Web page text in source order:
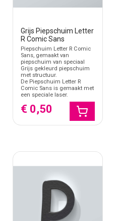
piepschuim letters?
wanneer een naam, woord of
mag ogen. Deze stijl werkt
kinderfeestjes, verjaardagen,
etalages en tijdelijke
namen en vrolijke
tekst, bestel dan alle letters in
Meet vooraf de totale
een kleur geven, maar gebruik
Grijs Piepschuim Letter
R Comic Sans
Piepschuim Letter R Comic
Sans, gemaakt van
piepschuim van speciaal
Grijs gekleurd piepschuim
met structuur.
De Piepschuim Letter R
Comic Sans is gemaakt met
een speciale laser.
€ 0,50